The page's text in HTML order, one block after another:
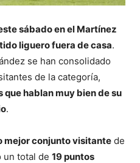
sábado en el Martínez
liguero fuera de casa.
se han consolidado
de la categoría,
que hablan muy bien de su
.
mejor conjunto visitante de
un total de 19 puntos